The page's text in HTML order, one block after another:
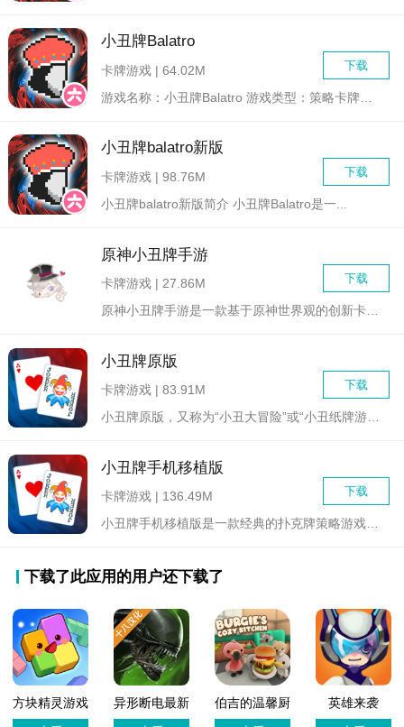
小丑牌Balatro
下载
卡牌游戏 | 64.02M
小丑牌balatro新版
下载
卡牌游戏 | 98.76M
小丑牌balatro新版简介 小丑牌Balatro是一...
原神小丑牌手游
下载
卡牌游戏 | 27.86M
原神小丑牌手游是一款基于原神世界观的创新卡牌策略游戏。玩家将...
小丑牌原版
下载
卡牌游戏 | 83.91M
小丑牌原版，又称为“小丑大冒险”或“小丑纸牌游戏”，是一款集...
小丑牌手机移植版
下载
卡牌游戏 | 136.49M
小丑牌手机移植版是一款经典的扑克牌策略游戏，源自欧洲传统的桌...
下载了此应用的用户还下载了
方块精灵游戏
异形断电最新
版
伯吉的温馨厨
房
英雄来袭
(HeroesStrike)